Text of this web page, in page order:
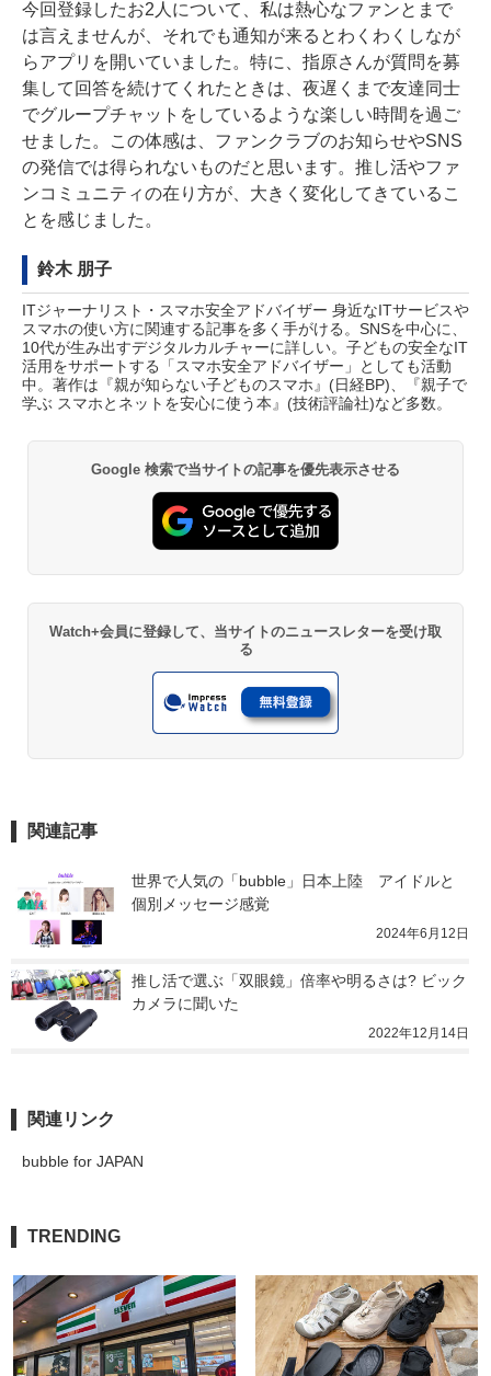
今回登録したお2人について、私は熱心なファンとまで
は言えませんが、それでも通知が来るとわくわくしなが
らアプリを開いていました。特に、指原さんが質問を募
集して回答を続けてくれたときは、夜遅くまで友達同士
でグループチャットをしているような楽しい時間を過ご
せました。この体感は、ファンクラブのお知らせやSNS
の発信では得られないものだと思います。推し活やファ
ンコミュニティの在り方が、大きく変化してきているこ
とを感じました。
鈴木 朋子
ITジャーナリスト・スマホ安全アドバイザー 身近なITサービスや
スマホの使い方に関連する記事を多く手がける。SNSを中心に、
10代が生み出すデジタルカルチャーに詳しい。子どもの安全なIT
活用をサポートする「スマホ安全アドバイザー」としても活動
中。著作は『親が知らない子どものスマホ』(日経BP)、『親子で
学ぶ スマホとネットを安心に使う本』(技術評論社)など多数。
Google 検索で当サイトの記事を優先表示させる
Watch+会員に登録して、当サイトのニュースレターを受け取
る
関連記事
世界で人気の「bubble」日本上陸　アイドルと
個別メッセージ感覚
2024年6月12日
推し活で選ぶ「双眼鏡」倍率や明るさは? ビック
カメラに聞いた
2022年12月14日
関連リンク
bubble for JAPAN
TRENDING